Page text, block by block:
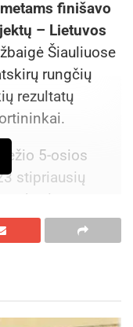
finišavo
– Lietuvos
Šiauliuose
rungčių
rezultatų
5-osios
stipriausių
vietą.
Arnas
Julius
ugdymo